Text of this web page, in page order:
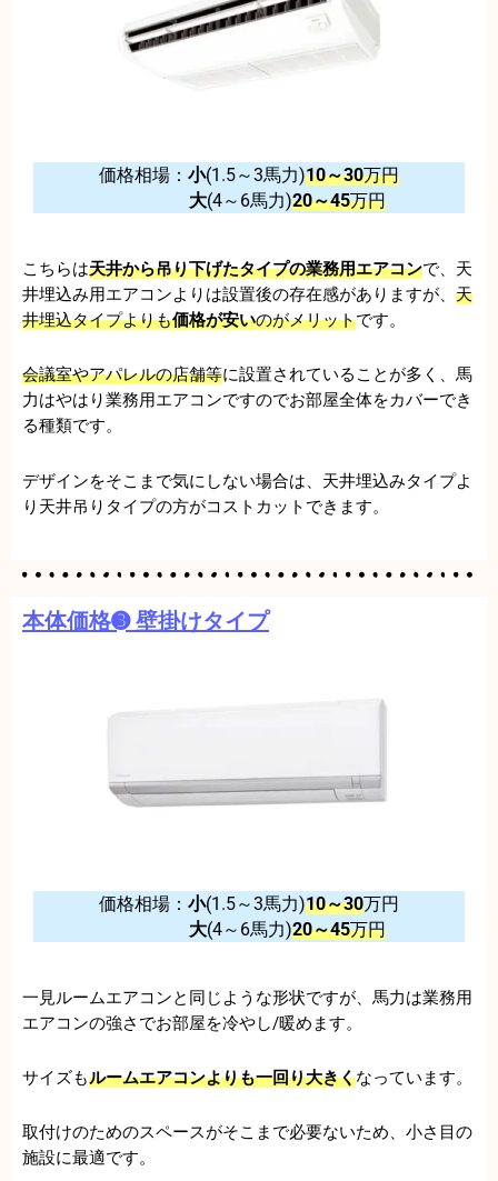
価格相場： 小(1.5～3馬力)10～30万円
大(4～6馬力)20～45万円
こちらは天井から吊り下げたタイプの業務用エアコンで、天
井埋込み用エアコンよりは設置後の存在感がありますが、 天
井埋込タイプよりも価格が安いのがメリットです。
会議室やアパレルの店舗等に設置されていることが多く、馬
力はやはり業務用エアコンですのでお部屋全体をカバーでき
る種類です。
デザインをそこまで気にしない場合は、天井埋込みタイプよ
り天井吊りタイプの方がコストカットできます。
本体価格➌ 壁掛けタイプ
価格相場： 小(1.5～3馬力)10～30万円
大(4～6馬力)20～45万円
一見ルームエアコンと同じような形状ですが、馬力は業務用
エアコンの強さでお部屋を冷やし/暖めます。
サイズもルームエアコンよりも一回り大きくなっています。
取付けのためのスペースがそこまで必要ないため、小さ目の
施設に最適です。